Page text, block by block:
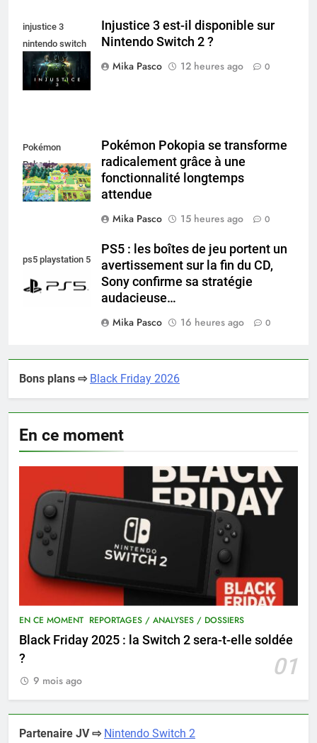
injustice 3
nintendo switch
Injustice 3 est-il disponible sur
Nintendo Switch 2 ?
Mika Pasco
12 heures ago 0
Pokémon
Pokopia
Pokémon Pokopia se transforme
radicalement grâce à une
fonctionnalité longtemps
attendue
Mika Pasco
15 heures ago 0
ps5 playstation 5
PS5 : les boîtes de jeu portent un
avertissement sur la fin du CD,
Sony confirme sa stratégie
audacieuse…
Mika Pasco
16 heures ago 0
Bons plans ⇨ Black Friday 2026
En ce moment
EN CE MOMENT REPORTAGES / ANALYSES / DOSSIERS
Black Friday 2025 : la Switch 2 sera-t-elle soldée
?
01
9 mois ago
Partenaire JV ⇨ Nintendo Switch 2